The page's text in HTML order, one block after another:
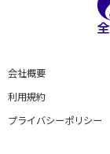
会社概要
利用規約
プライバシーポリシー